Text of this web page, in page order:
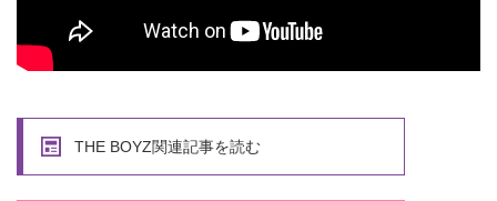
THE BOYZ関連記事を読む